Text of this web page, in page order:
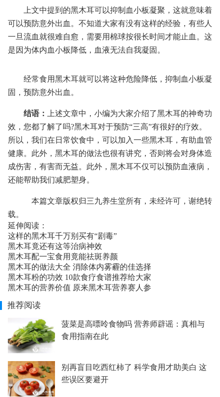
上文中提到的黑木耳可以抑制血小板凝聚，这就意味着
可以预防意外出血。不知道大家有没有这样的经验，有些人
一旦流血就很难自愈，需要用棉球按很长时间才能止血。这
是因为体内血小板降低，血液无法自我凝固。
经常食用黑木耳就可以将这种危险降低，抑制血小板凝
固，预防意外出血。
结语：
上述文章中，小编为大家介绍了黑木耳的神奇功
效，您都了解了吗?黑木耳对于预防“三高”有很好的疗效。
所以，我们在日常饮食中，可以加入一些黑木耳，有助血管
健康。此外，黑木耳的做法也很有讲究，否则将会对身体造
成伤害，有害而无益。此外，黑木耳不仅可以预防血液病，
还能帮助我们减肥塑身。
本篇文章版权归三九养生堂所有，未经许可，谢绝转
载。
延伸阅读：
这样的黑木耳千万别买有“剧毒”
黑木耳竟还有这等治病神效
黑木耳配一宝食用竟能祛斑养颜
黑木耳的做法大全 消除体内雾霾的佳选择
黑木耳粉的功效 10款食疗食谱推荐给大家
黑木耳的营养价值 原来黑木耳营养赛人参
推荐阅读
菠菜是高嘌呤食物吗 营养师辟谣：真相与
食用指南在此
别再盲目吃西红柿了 科学食用才助美白 这
些误区要避开